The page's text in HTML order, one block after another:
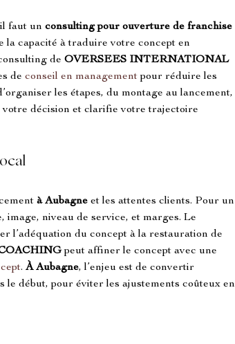
faut un consulting pour ouverture de franchise
la capacité à traduire votre concept en
de OVERSEES INTERNATIONAL
de conseil en management pour réduire les
les étapes, du montage au lancement,
votre décision et clarifie votre trajectoire
à Aubagne et les attentes clients. Pour un
image, niveau de service, et marges. Le
l’adéquation du concept à la restauration de
peut affiner le concept avec une
. À Aubagne, l’enjeu est de convertir
le début, pour éviter les ajustements coûteux en